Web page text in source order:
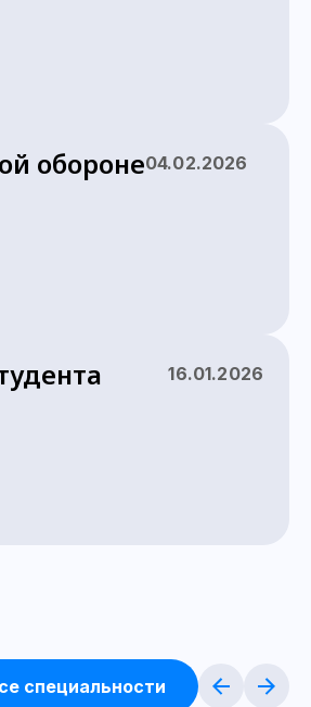
обороне04.02.2026
16.01.2026
специальности